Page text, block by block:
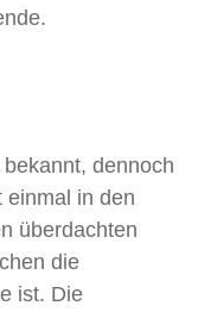
dennoch
einmal in den
überdachten
die
ist. Die